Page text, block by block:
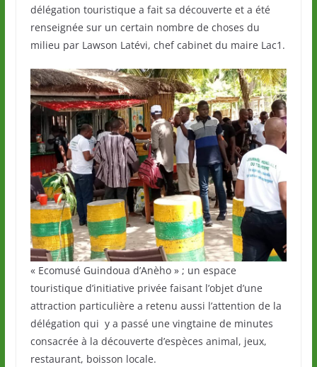
délégation touristique a fait sa découverte et a été
renseignée sur un certain nombre de choses du
milieu par Lawson Latévi, chef cabinet du maire Lac1.
« Ecomusé Guindoua d’Anèho » ; un espace
touristique d’initiative privée faisant l’objet d’une
attraction particulière a retenu aussi l’attention de la
délégation qui y a passé une vingtaine de minutes
consacrée à la découverte d’espèces animal, jeux,
restaurant, boisson locale.